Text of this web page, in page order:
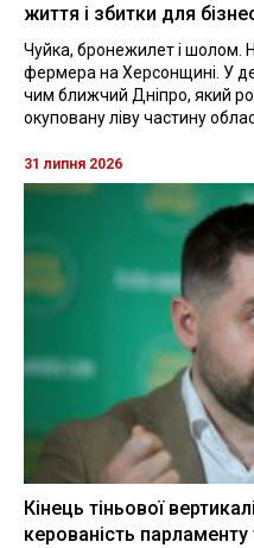
життя і збитки для
Чуйка, бронежилет і шолом.
фермера на Херсонщині. У
чим ближчий Дніпро, який
окуповану ліву частину
31 липня 2026
Кінець тіньової
керованість